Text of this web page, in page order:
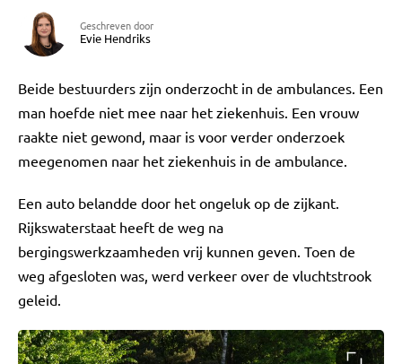
Geschreven door
Evie Hendriks
Beide bestuurders zijn onderzocht in de ambulances. Een
man hoefde niet mee naar het ziekenhuis. Een vrouw
raakte niet gewond, maar is voor verder onderzoek
meegenomen naar het ziekenhuis in de ambulance.
Een auto belandde door het ongeluk op de zijkant.
Rijkswaterstaat heeft de weg na
bergingswerkzaamheden vrij kunnen geven. Toen de
weg afgesloten was, werd verkeer over de vluchtstrook
geleid.